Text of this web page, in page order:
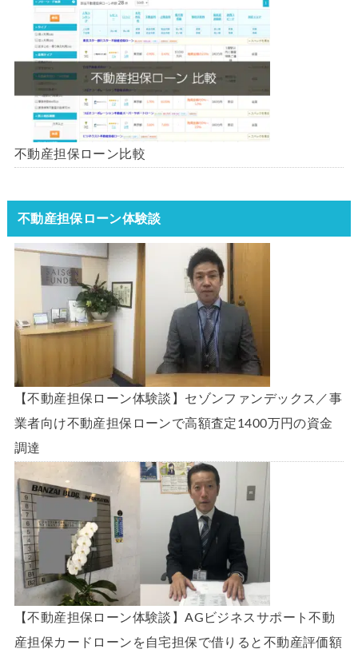
不動産担保ローン比較
不動産担保ローン体験談
【不動産担保ローン体験談】セゾンファンデックス／事
業者向け不動産担保ローンで高額査定1400万円の資金
調達
【不動産担保ローン体験談】AGビジネスサポート不動
産担保カードローンを自宅担保で借りると不動産評価額